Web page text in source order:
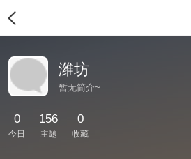
潍坊
暂无简介~
0
今日
156
主题
0
收藏